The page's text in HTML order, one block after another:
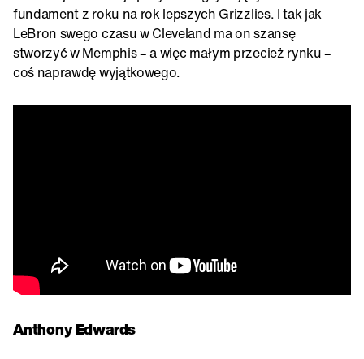
fundament z roku na rok lepszych Grizzlies. I tak jak
LeBron swego czasu w Cleveland ma on szansę
stworzyć w Memphis – a więc małym przecież rynku –
coś naprawdę wyjątkowego.
Anthony Edwards